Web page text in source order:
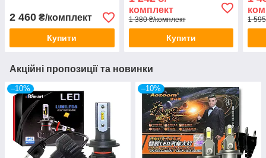
2 460 ₴/комплект
Купити
комплект
1 380 ₴/комплект
Купити
1
Акційні пропозиції та новинки
–10% –10%